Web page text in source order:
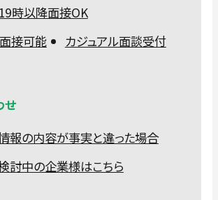
時以降面接OK
接可能
カジュアル面談受付
せ
報の内容が事実と違った場合
討中の企業様はこちら